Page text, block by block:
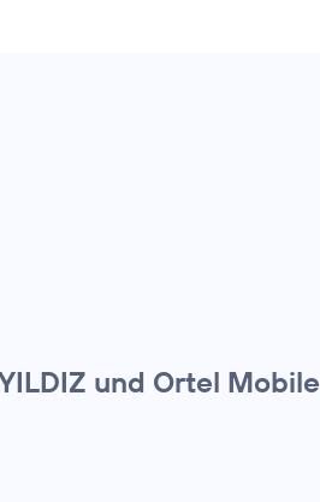
und Ortel Mobile